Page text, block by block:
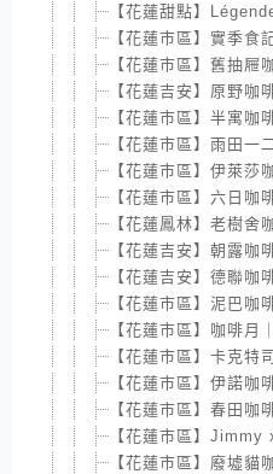
【花蓮甜點】
【花蓮市區】實季
【花蓮市區】舊抽
【花蓮吉安】原野
【花蓮市區】半寓
【花蓮市區】雨田
【花蓮市區】伊萊
【花蓮市區】六日
【花蓮鳳林】老樹
【花蓮吉安】朝露
【花蓮吉安】德聯
【花蓮市區】泥巴
【花蓮市區】咖啡
【花蓮市區】卡克
【花蓮市區】伊諾
【花蓮市區】春田咖
【花蓮市區】
【花蓮市區】廢墟